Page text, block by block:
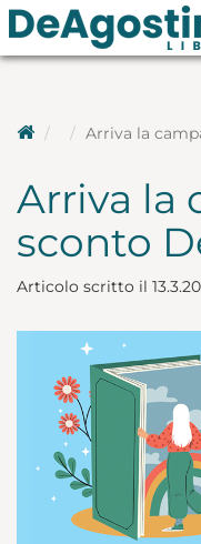
Arriva la
Arriva la
sconto
Articolo scritto il